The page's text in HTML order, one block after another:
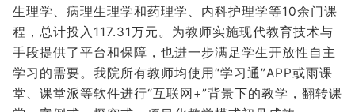
生理学、病理生理学和药理学、内科护理学等10余门课
程，总计投入117.31万元。为教师实施现代教育技术与
手段提供了平台和保障，也进一步满足学生开放性自主
学习的需要。我院所有教师均使用“学习通”APP或雨课
堂、课堂派等软件进行“互联网+”背景下的教学，翻转课